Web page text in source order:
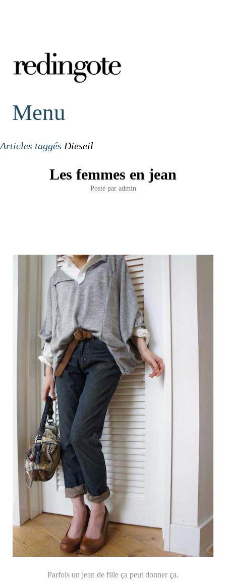
redingote.
Menu
Articles taggés Dieseil
Les femmes en jean
Posté par admin
Parfois un jean de fille ça peut donner ça.